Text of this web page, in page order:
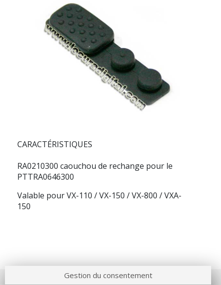
CARACTÉRISTIQUES
RA0210300 caouchou de rechange pour le
PTTRA0646300
Valable pour VX-110 / VX-150 / VX-800 / VXA-
150
Gestion du consentement